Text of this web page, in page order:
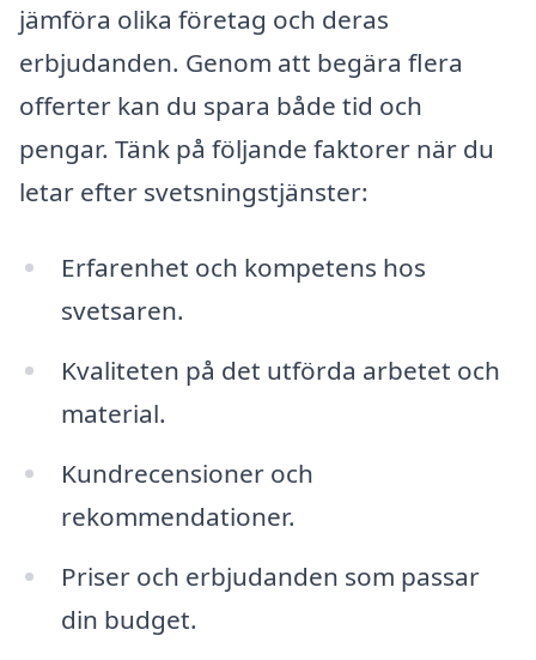
jämföra olika företag och deras
erbjudanden. Genom att begära flera
offerter kan du spara både tid och
pengar. Tänk på följande faktorer när du
letar efter svetsningstjänster:
Erfarenhet och kompetens hos
svetsaren.
Kvaliteten på det utförda arbetet och
material.
Kundrecensioner och
rekommendationer.
Priser och erbjudanden som passar
din budget.